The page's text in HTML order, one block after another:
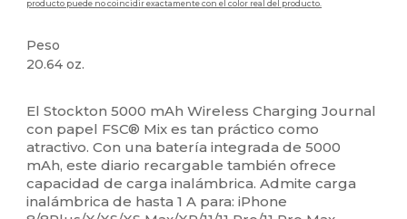
producto puede no coincidir exactamente con el color real del producto.
Peso
20.64 oz.
El Stockton 5000 mAh Wireless Charging Journal
con papel FSC® Mix es tan práctico como
atractivo. Con una batería integrada de 5000
mAh, este diario recargable también ofrece
capacidad de carga inalámbrica. Admite carga
inalámbrica de hasta 1 A para: iPhone